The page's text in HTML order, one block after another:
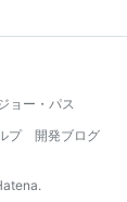
ョー・パス
プ
開発ブログ